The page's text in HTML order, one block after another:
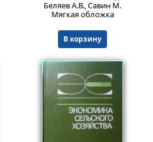
Обложка: 5-.
Беляев А.В., Савин М.
Мягкая обложка
В корзину